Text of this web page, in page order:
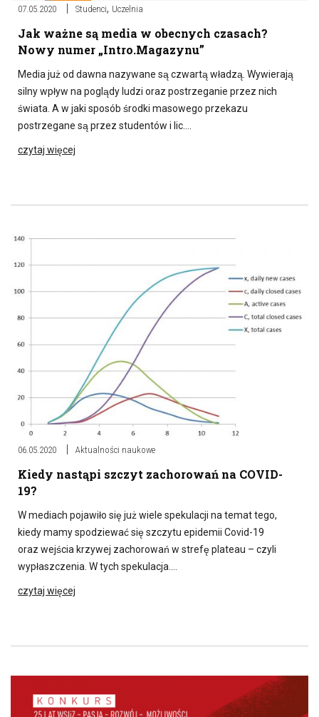
07.05.2020 Studenci, Uczelnia
Jak ważne są media w obecnych czasach?
Nowy numer „Intro.Magazynu”
Media już od dawna nazywane są czwartą władzą. Wywierają
silny wpływ na poglądy ludzi oraz postrzeganie przez nich
świata. A w jaki sposób środki masowego przekazu
postrzegane są przez studentów i lic….
czytaj więcej
06.05.2020 Aktualności naukowe
Kiedy nastąpi szczyt zachorowań na COVID-
19?
W mediach pojawiło się już wiele spekulacji na temat tego,
kiedy mamy spodziewać się szczytu epidemii Covid-19
oraz wejścia krzywej zachorowań w strefę plateau – czyli
wypłaszczenia. W tych spekulacja….
czytaj więcej